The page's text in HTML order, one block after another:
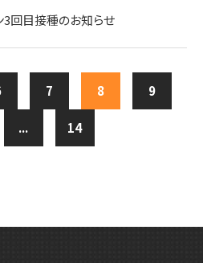
3回目接種のお知らせ
7 8 9
... 14